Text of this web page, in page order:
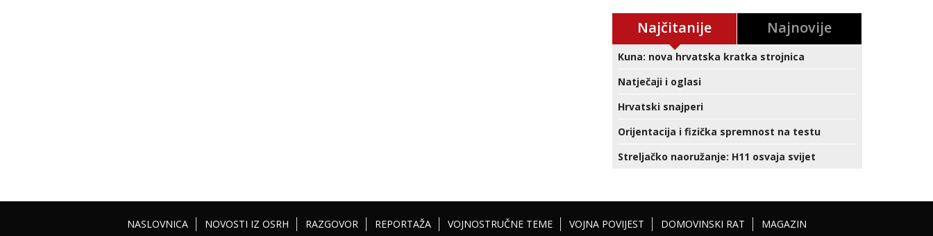
Najčitanije Najnovije
Kuna: nova hrvatska kratka strojnica
Natječaji i oglasi
Hrvatski snajperi
Orijentacija i fizička spremnost na testu
Streljačko naoružanje: H11 osvaja svijet
NASLOVNICA NOVOSTI IZ OSRH RAZGOVOR REPORTAŽA VOJNOSTRUČNE TEME VOJNA POVIJEST DOMOVINSKI RAT MAGAZIN